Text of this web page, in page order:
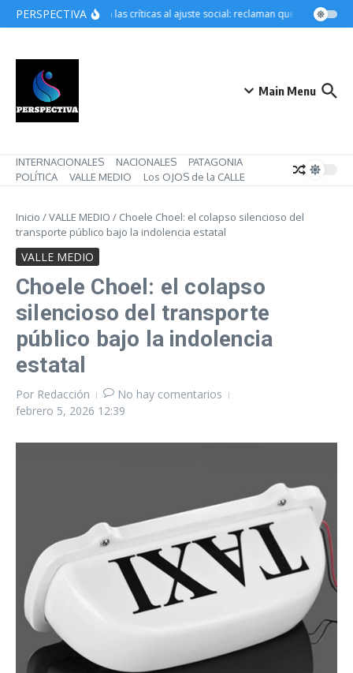
Saltar al contenido
PERSPECTIVACrecen las críticas al ajuste social: reclaman que Pettovello
Main Menu
INTERNACIONALES NACIONALES
PATAGONIA
POLÍTICA
VALLE MEDIO Los OJOS de la CALLE
Inicio /VALLE MEDIO / Choele Choel: el colapso silencioso del
transporte público bajo la indolencia estatal
VALLE MEDIO
Choele Choel: el colapso
silencioso del transporte
público bajo la indolencia
estatal
Por Redacción
No hay comentarios
febrero 5, 2026 12:39